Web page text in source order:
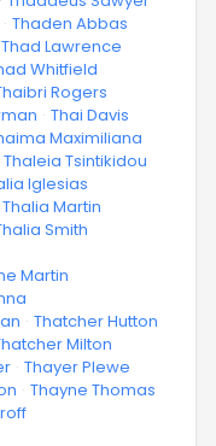
· Thaden Abbas
Thad Lawrence
Whitfield
Rogers
· Thai Davis
Maximiliana
Thaleia Tsintikidou
Iglesias
Thalia Martin
Smith
Martin
· Thatcher Hutton
Milton
· Thayer Plewe
· Thayne Thomas